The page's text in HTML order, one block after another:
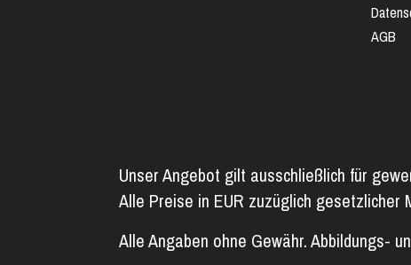
AGB
Unser Angebot gilt ausschließlich für
Alle Preise in EUR zuzüglich gesetzlicher
Alle Angaben ohne Gewähr. Abbildungs-